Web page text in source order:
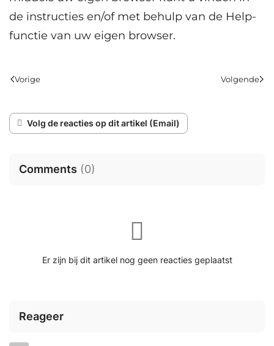
de instructies en/of met behulp van de Help-
functie van uw eigen browser.
Vorige Volgende
Volg de reacties op dit artikel (Email)
Comments (0)
Er zijn bij dit artikel nog geen reacties geplaatst
Reageer